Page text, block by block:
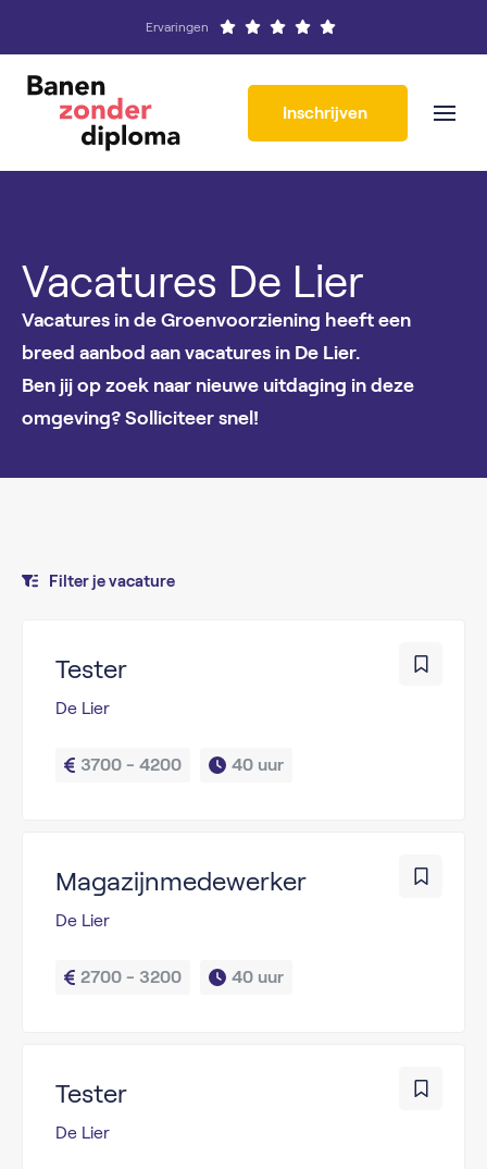
Ervaringen
Inschrijven
Vacatures De Lier
Vacatures in de Groenvoorziening heeft een
breed aanbod aan vacatures in De Lier.
Ben jij op zoek naar nieuwe uitdaging in deze
omgeving? Solliciteer snel!
Filter je vacature
Tester
De Lier
3700 - 4200 40 uur
Magazijnmedewerker
De Lier
2700 - 3200 40 uur
Tester
De Lier